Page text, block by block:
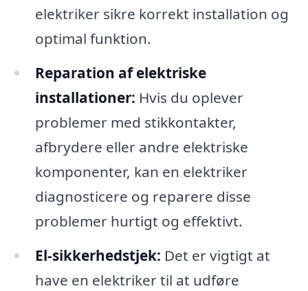
elektriker sikre korrekt installation og
optimal funktion.
Reparation af elektriske
installationer: Hvis du oplever
problemer med stikkontakter,
afbrydere eller andre elektriske
komponenter, kan en elektriker
diagnosticere og reparere disse
problemer hurtigt og effektivt.
El-sikkerhedstjek: Det er vigtigt at
have en elektriker til at udføre